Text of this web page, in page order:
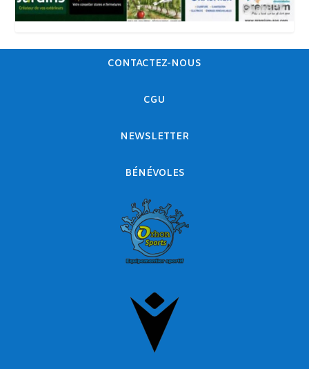
CONTACTEZ-NOUS
CGU
NEWSLETTER
BÉNÉVOLES